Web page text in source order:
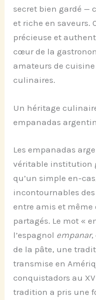
secret bien gardé —
et riche en saveurs.
précieuse et
cœur de la
amateurs de
culinaires.
Un héritage
empanadas
Les empanadas
véritable institution
qu’un simple en-
incontournables
entre amis et même
partagés. Le mot «
l’espagnol empanar,
de la pâte, une
transmise en
conquistadors au
tradition a pris une